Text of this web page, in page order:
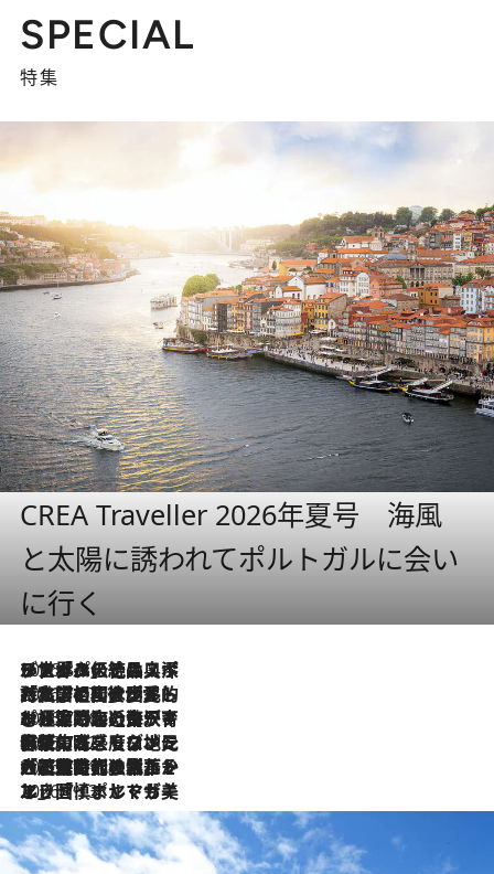
SPECIAL
特集
CREA Traveller 2026年夏号 海風
と太陽に誘われてポルトガルに会い
に行く
2026.8.8
リスボンの絶品スイーツ「パステル・デ・ナタ」とは？ポルトガル伝統の奥深い世界へ
2026.7.27
「私の祖国はポルトガル語です」国民的詩人フェルナンド・ペソアと、彼が愛した文学の街を歩く
2026.7.26
ポルトガル近海が育む極上の海の幸。キリリと冷えた白ワインと愉しむ、シーフード専門店の贅沢
2026.7.22
伝統の味をモダンに昇華。高感度な地元客が集う、リスボンの最旬ガストロノミー
2026.7.21
大航海時代の栄華から、震災、独裁、そして革命へ。ポルトガル・首都リスボンの石畳に刻まれた「歴史の光と影」
2026.7.13
エッセイ・ヤマザキマリ「慎ましくも美しき国 ポルトガル」